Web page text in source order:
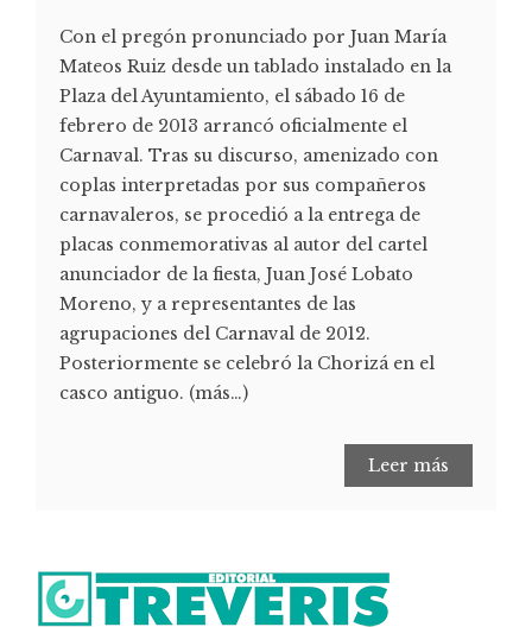
Con el pregón pronunciado por Juan María
Mateos Ruiz desde un tablado instalado en la
Plaza del Ayuntamiento, el sábado 16 de
febrero de 2013 arrancó oficialmente el
Carnaval. Tras su discurso, amenizado con
coplas interpretadas por sus compañeros
carnavaleros, se procedió a la entrega de
placas conmemorativas al autor del cartel
anunciador de la fiesta, Juan José Lobato
Moreno, y a representantes de las
agrupaciones del Carnaval de 2012.
Posteriormente se celebró la Chorizá en el
casco antiguo. (más…)
Leer más